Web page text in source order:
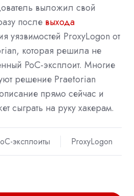
выложил свой
после выхода
уязвимостей ProxyLogon от
которая решила не
PoC-эксплоит. Многие
решение Praetorian
прямо сейчас и
сыграть на руку хакерам.
эксплоиты ProxyLogon